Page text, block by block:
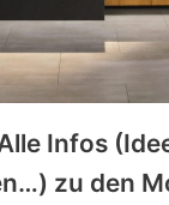
Infos
zu den